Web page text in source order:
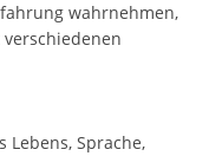
wahrnehmen,
Lebens, Sprache,